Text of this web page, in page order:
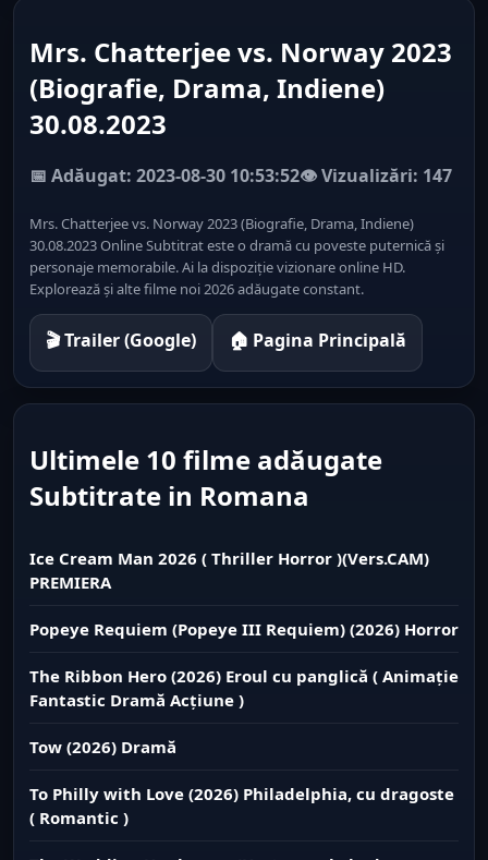
Mrs. Chatterjee vs. Norway 2023
(Biografie, Drama, Indiene)
30.08.2023
📅 Adăugat: 2023-08-30 10:53:52👁️ Vizualizări: 147
Mrs. Chatterjee vs. Norway 2023 (Biografie, Drama, Indiene)
30.08.2023 Online Subtitrat este o dramă cu poveste puternică și
personaje memorabile. Ai la dispoziție vizionare online HD.
Explorează și alte filme noi 2026 adăugate constant.
🎬 Trailer (Google) 🏠 Pagina Principală
Ultimele 10 filme adăugate
Subtitrate in Romana
Ice Cream Man 2026 ( Thriller Horror )(Vers.CAM)
PREMIERA
Popeye Requiem (Popeye III Requiem) (2026) Horror
The Ribbon Hero (2026) Eroul cu panglică ( Animație
Fantastic Dramă Acțiune )
Tow (2026) Dramă
To Philly with Love (2026) Philadelphia, cu dragoste
( Romantic )